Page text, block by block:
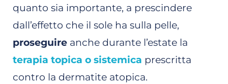
quanto sia importante, a prescindere
dall’effetto che il sole ha sulla pelle,
proseguire anche durante l’estate la
terapia topica o sistemica prescritta
contro la dermatite atopica.